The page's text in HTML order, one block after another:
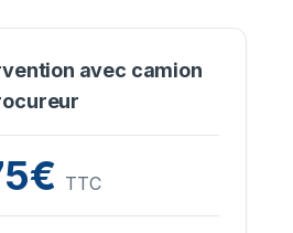
avec camion
TTC